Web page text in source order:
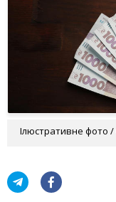
Ілюстративне фото